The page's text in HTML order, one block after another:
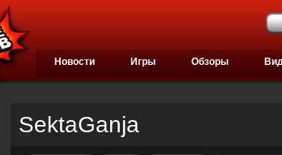
Новости Игры Обзоры
SektaGanja